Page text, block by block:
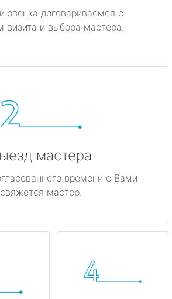
звонка договариваемся с
визита и выбора мастера.
мастера
времени с Вами
свяжется мастер.